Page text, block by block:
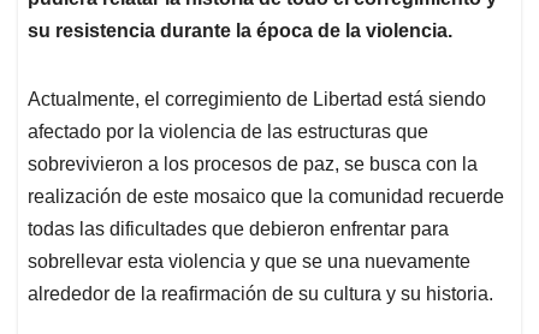
su resistencia durante la época de la violencia.
Actualmente, el corregimiento de Libertad está siendo
afectado por la violencia de las estructuras que
sobrevivieron a los procesos de paz, se busca con la
realización de este mosaico que la comunidad recuerde
todas las dificultades que debieron enfrentar para
sobrellevar esta violencia y que se una nuevamente
alrededor de la reafirmación de su cultura y su historia.